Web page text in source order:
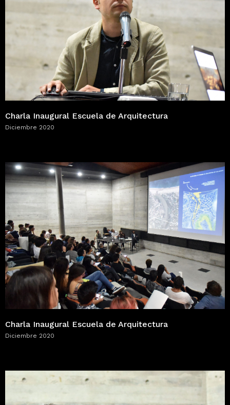
Charla Inaugural Escuela de Arquitectura
Diciembre 2020
Charla Inaugural Escuela de Arquitectura
Diciembre 2020